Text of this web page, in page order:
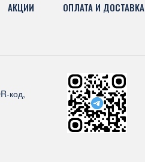
АКЦИИ ОПЛАТА И ДОСТАВКА
код,